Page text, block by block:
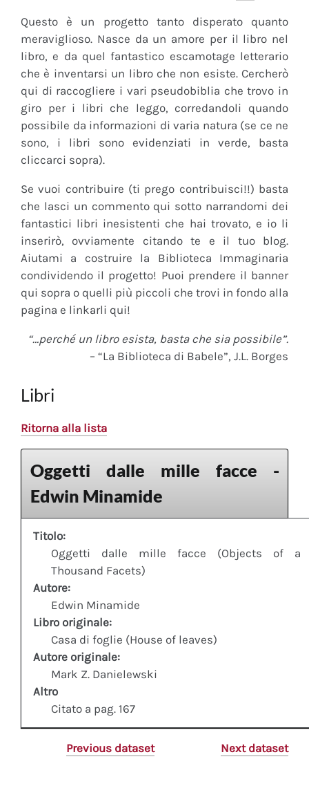
Questo è un progetto tanto disperato quanto
meraviglioso. Nasce da un amore per il libro nel
libro, e da quel fantastico escamotage letterario
che è inventarsi un libro che non esiste. Cercherò
qui di raccogliere i vari pseudobiblia che trovo in
giro per i libri che leggo, corredandoli quando
possibile da informazioni di varia natura (se ce ne
sono, i libri sono evidenziati in verde, basta
cliccarci sopra).
Se vuoi contribuire (ti prego contribuisci!!) basta
che lasci un commento qui sotto narrandomi dei
fantastici libri inesistenti che hai trovato, e io li
inserirò, ovviamente citando te e il tuo blog.
Aiutami a costruire la Biblioteca Immaginaria
condividendo il progetto! Puoi prendere il banner
qui sopra o quelli più piccoli che trovi in fondo alla
pagina e linkarli qui!
“…perché un libro esista, basta che sia possibile”.
– “La Biblioteca di Babele”, J.L. Borges
Libri
Ritorna alla lista
Oggetti dalle mille facce -
Edwin Minamide
Titolo:
Oggetti dalle mille facce (Objects of a
Thousand Facets)
Autore:
Edwin Minamide
Libro originale:
Casa di foglie (House of leaves)
Autore originale:
Mark Z. Danielewski
Altro
Citato a pag. 167
Previous dataset Next dataset